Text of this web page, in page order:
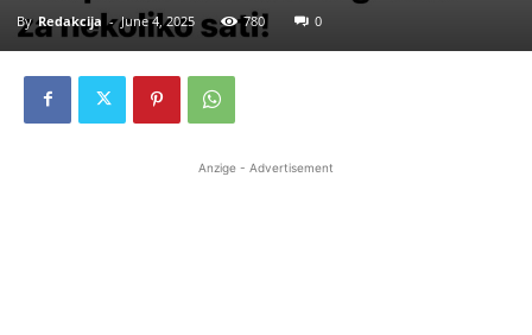
By Redakcija - June 4, 2025 780 0
Anzige - Advertisement